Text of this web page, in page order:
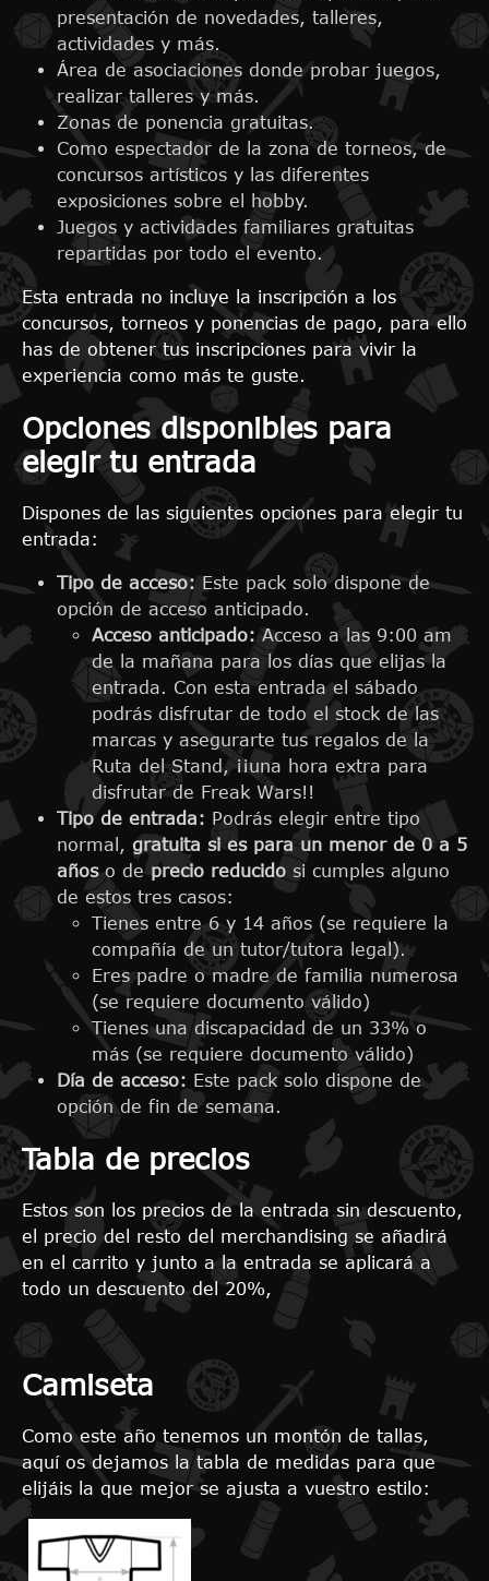
presentación de novedades, talleres,
actividades y más.
Área de asociaciones donde probar juegos,
realizar talleres y más.
Zonas de ponencia gratuitas.
Como espectador de la zona de torneos, de
concursos artísticos y las diferentes
exposiciones sobre el hobby.
Juegos y actividades familiares gratuitas
repartidas por todo el evento.
Esta entrada no incluye la inscripción a los
concursos, torneos y ponencias de pago, para ello
has de obtener tus inscripciones para vivir la
experiencia como más te guste.
Opciones disponibles para
elegir tu entrada
Dispones de las siguientes opciones para elegir tu
entrada:
Tipo de acceso: Este pack solo dispone de
opción de acceso anticipado.
Acceso anticipado:Acceso a las 9:00 am
de la mañana para los días que elijas la
entrada. Con esta entrada el sábado
podrás disfrutar de todo el stock de las
marcas y asegurarte tus regalos de la
Ruta del Stand, ¡¡una hora extra para
disfrutar de Freak Wars!!
Tipo de entrada: Podrás elegir entre tipo
normal, gratuita si es para un menor de 0 a 5
añoso de precio reducido si cumples alguno
de estos tres casos:
Tienes entre 6 y 14 años (se requiere la
compañía de un tutor/tutora legal).
Eres padre o madre de familia numerosa
(se requiere documento válido)
Tienes una discapacidad de un 33% o
más (se requiere documento válido)
Día de acceso: Este pack solo dispone de
opción de fin de semana.
Tabla de precios
Estos son los precios de la entrada sin descuento,
el precio del resto del merchandising se añadirá
en el carrito y junto a la entrada se aplicará a
todo un descuento del 20%,
Camiseta
Como este año tenemos un montón de tallas,
aquí os dejamos la tabla de medidas para que
elijáis la que mejor se ajusta a vuestro estilo: